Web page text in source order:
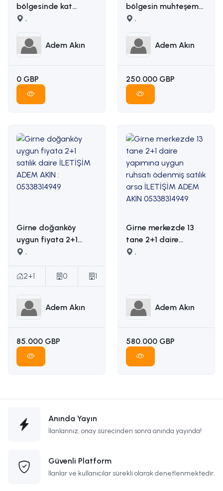
bölgesinde kat
karşılığı arazi
05338314949
,
Adem Akın
0 GBP
bölgesin muhteşem
manzaralı satılık arsa
05338314949
,
Adem Akın
250.000 GBP
Girne doğanköy
uygun fiyata 2+1
satılık daire İLETİŞİM
05338314949
,
2+1 0 1
Adem Akın
85.000 GBP
Girne merkezde 13
tane 2+1 daire
yapımına uygun
05338314949
,
Adem Akın
580.000 GBP
Anında Yayın
İlanlarınız, onay sürecinden sonra anında yayında!
Güvenli Platform
İlanlar ve kullanıcılar sürekli olarak denetlenmektedir.